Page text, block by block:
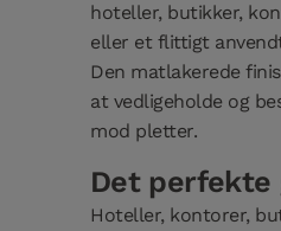
hoteller, butikker,
eller et flittigt
Den matlakerede
at vedligeholde og
mod pletter.
Det perfekte
Hoteller, kontorer,